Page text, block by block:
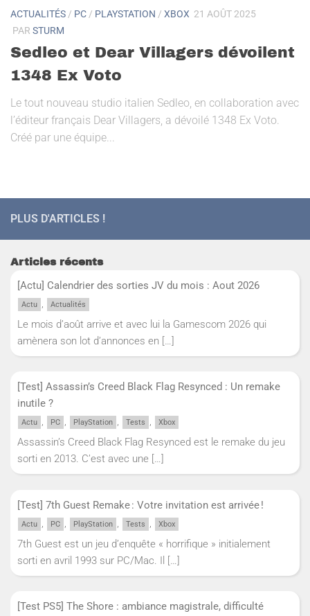
ACTUALITÉS / PC / PLAYSTATION / XBOX 21 AOÛT 2025
PAR STURM
Sedleo et Dear Villagers dévoilent
1348 Ex Voto
Le tout nouveau studio italien Sedleo, en collaboration avec
l’éditeur français Dear Villagers, a dévoilé 1348 Ex Voto.
Créé par une équipe...
PLUS D'ARTICLES !
Articles récents
[Actu] Calendrier des sorties JV du mois : Aout 2026
Actu , Actualités
Le mois d’août arrive et avec lui la Gamescom 2026 qui
amènera son lot d’annonces en […]
[Test] Assassin’s Creed Black Flag Resynced : Un remake
inutile ?
Actu , PC , PlayStation , Tests , Xbox
Assassin’s Creed Black Flag Resynced est le remake du jeu
sorti en 2013. C’est avec une […]
[Test] 7th Guest Remake : Votre invitation est arrivée !
Actu , PC , PlayStation , Tests , Xbox
7th Guest est un jeu d’enquête « horrifique » initialement
sorti en avril 1993 sur PC/Mac. Il […]
[Test PS5] The Shore : ambiance magistrale, difficulté